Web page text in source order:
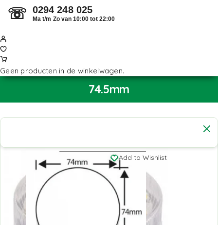
☏ 0294 248 025
Ma t/m Zo van 10:00 tot 22:00
Geen producten in de winkelwagen.
74.5mm
Add to Wishlist